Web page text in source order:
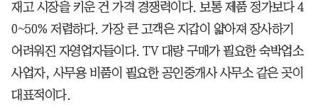
재고 시장을 키운 건 가격 경쟁력이다. 보통 제품 정가보다 4
0~50% 저렴하다. 가장 큰 고객은 지갑이 얇아져 장사하기
어려워진 자영업자들이다. TV 대량 구매가 필요한 숙박업소
사업자, 사무용 비품이 필요한 공인중개사 사무소 같은 곳이
대표적이다.